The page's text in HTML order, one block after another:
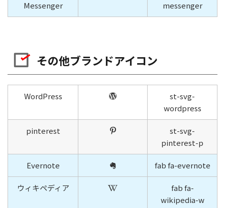
Messenger
messenger
その他ブランドアイコン
WordPress
st-svg-
wordpress
pinterest
st-svg-
pinterest-p
Evernote fab fa-evernote
ウィキペディア
fab fa-
wikipedia-w